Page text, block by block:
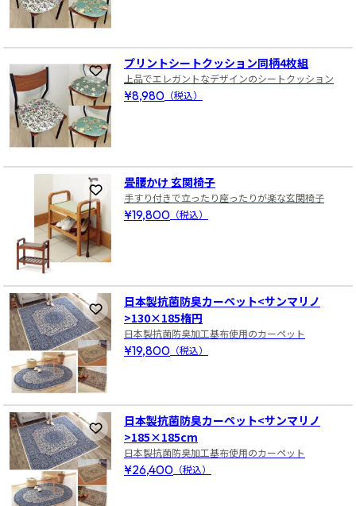
お気に入りに登録
プリントシートクッション同柄4枚組
上品でエレガントなデザインのシートクッション
¥8,980 （税込）
お気に入りに登録
畳腰かけ 玄関椅子
手すり付きで立ったり座ったりが楽な玄関椅子
¥19,800 （税込）
お気に入りに登録
日本製抗菌防臭カーペット<サンマリノ
>130×185楕円
日本製抗菌防臭加工基布使用のカーペット
¥19,800 （税込）
お気に入りに登録
日本製抗菌防臭カーペット<サンマリノ
>185×185cm
日本製抗菌防臭加工基布使用のカーペット
¥26,400 （税込）